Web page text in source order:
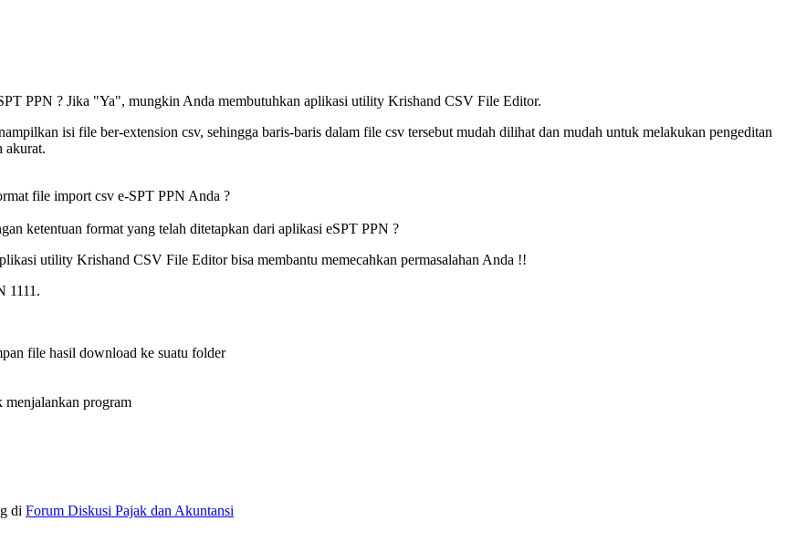
PPN ? Jika "Ya", mungkin Anda membutuhkan aplikasi utility Krishand CSV File Editor.
isi file ber-extension csv, sehingga baris-baris dalam file csv tersebut mudah dilihat dan mudah untuk melakukan pengeditan
akurat.
file import csv e-SPT PPN Anda ?
ketentuan format yang telah ditetapkan dari aplikasi eSPT PPN ?
utility Krishand CSV File Editor bisa membantu memecahkan permasalahan Anda !!
1111.
file hasil download ke suatu folder
program
di Forum Diskusi Pajak dan Akuntansi